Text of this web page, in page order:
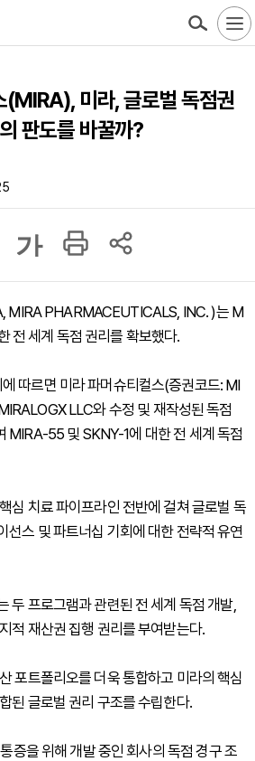
(MIRA), 미라, 글로벌 독점권
판도를 바꿀까?
가
MIRA PHARMACEUTICALS, INC. )는 M
전 세계 독점 권리를 확보했다.
따르면 미라 파머슈티컬스(증권코드: MI
LLC와 수정 및 재작성된 독점
MIRA-55 및 SKNY-1에 대한 전 세계 독점
심 치료 파이프라인 전반에 걸쳐 글로벌 독
선스 및 파트너십 기회에 대한 전략적 유연
두 프로그램과 관련된 전 세계 독점 개발,
적 재산권 집행 권리를 부여받는다.
포트폴리오를 더욱 통합하고 미라의 핵심
된 글로벌 권리 구조를 수립한다.
증을 위해 개발 중인 회사의 독점 경구 조